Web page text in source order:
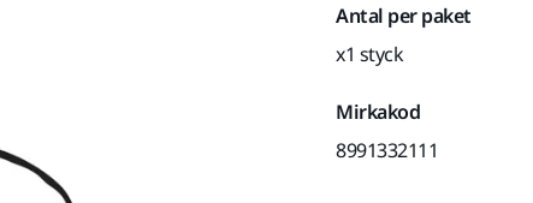
Antal per paket
x1 styck
Mirkakod
8991332111